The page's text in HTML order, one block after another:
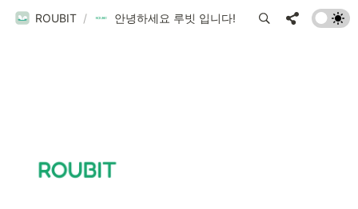
ROUBIT / 안녕하세요 루빗 입니다!